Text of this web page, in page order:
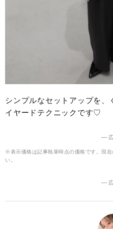
シンプルなセットアップを
イヤードテクニックです♡
―
※表示価格は記事執筆時点の価格です。現
い。
―